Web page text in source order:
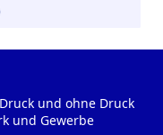
und ohne Druck
und Gewerbe